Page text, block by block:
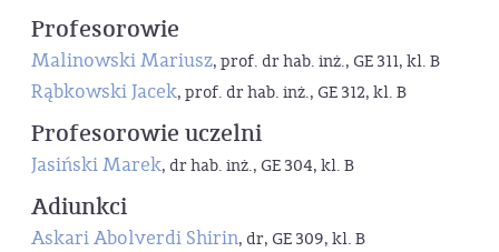
Profesorowie
Malinowski Mariusz, prof. dr hab. inż., GE 311, kl. B
Rąbkowski Jacek, prof. dr hab. inż., GE 312, kl. B
Profesorowie uczelni
Jasiński Marek, dr hab. inż., GE 304, kl. B
Adiunkci
Askari Abolverdi Shirin, dr, GE 309, kl. B